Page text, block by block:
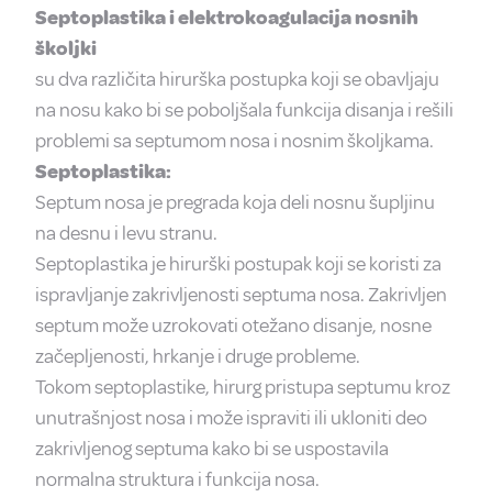
Septoplastika i elektrokoagulacija nosnih
školjki
su dva različita hirurška postupka koji se obavljaju
na nosu kako bi se poboljšala funkcija disanja i rešili
problemi sa septumom nosa i nosnim školjkama.
Septoplastika:
Septum nosa je pregrada koja deli nosnu šupljinu
na desnu i levu stranu.
Septoplastika je hirurški postupak koji se koristi za
ispravljanje zakrivljenosti septuma nosa. Zakrivljen
septum može uzrokovati otežano disanje, nosne
začepljenosti, hrkanje i druge probleme.
Tokom septoplastike, hirurg pristupa septumu kroz
unutrašnjost nosa i može ispraviti ili ukloniti deo
zakrivljenog septuma kako bi se uspostavila
normalna struktura i funkcija nosa.